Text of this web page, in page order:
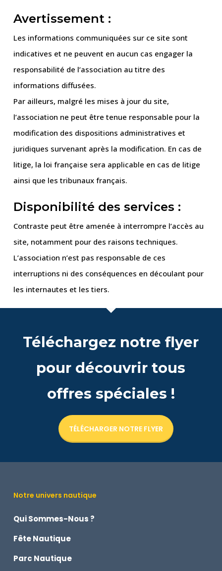
Avertissement :
Les informations communiquées sur ce site sont
indicatives et ne peuvent en aucun cas engager la
responsabilité de l’association au titre des
informations diffusées.
Par ailleurs, malgré les mises à jour du site,
l’association ne peut être tenue responsable pour la
modification des dispositions administratives et
juridiques survenant après la modification. En cas de
litige, la loi française sera applicable en cas de litige
ainsi que les tribunaux français.
Disponibilité des services :
Contraste peut être amenée à interrompre l’accès au
site, notamment pour des raisons techniques.
L’association n’est pas responsable de ces
interruptions ni des conséquences en découlant pour
les internautes et les tiers.
Téléchargez notre flyer
pour découvrir tous
offres spéciales !
TÉLÉCHARGER NOTRE FLYER
Notre univers nautique
Qui Sommes-Nous ?
Fête Nautique
Parc Nautique